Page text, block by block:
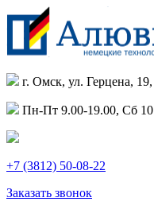
г. Омск, ул. Герцена,
Пн-Пт 9.00-19.00, Сб
+7 (3812) 50-08-22
Заказать звонок